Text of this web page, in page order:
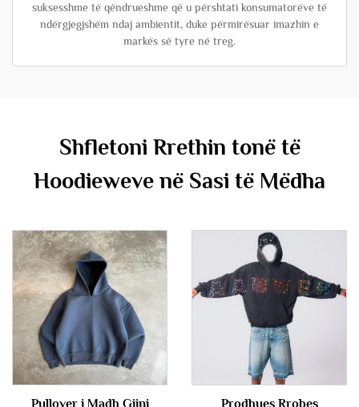
suksesshme të qëndrueshme që u përshtati konsumatorëve të
ndërgjegjshëm ndaj ambientit, duke përmirësuar imazhin e
markës së tyre në treg.
Shfletoni Rrethin tonë të
Hoodieweve në Sasi të Mëdha
Pullover i Madh Gjini Prodhues Rrobes